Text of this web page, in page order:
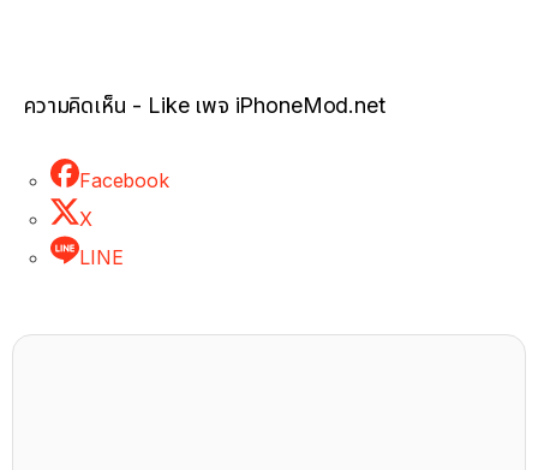
ความคิดเห็น - Like เพจ iPhoneMod.net
Facebook
X
LINE